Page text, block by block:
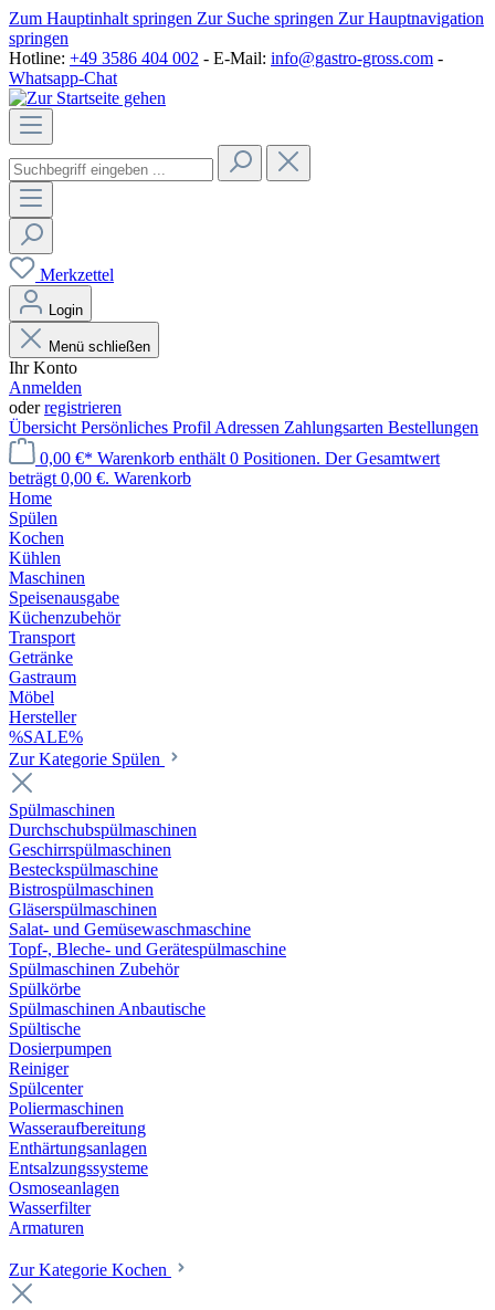
Zum Hauptinhalt springen Zur Suche springen Zur Hauptnavigation
springen
Hotline: +49 3586 404 002 - E-Mail: info@gastro-gross.com -
Whatsapp-Chat
Merkzettel
Login
Menü schließen
Ihr Konto
Anmelden
oderregistrieren
Übersicht Persönliches Profil Adressen Zahlungsarten Bestellungen
0,00 €* Warenkorb enthält 0 Positionen. Der Gesamtwert
beträgt 0,00 €. Warenkorb
Home
Spülen
Kochen
Kühlen
Maschinen
Speisenausgabe
Küchenzubehör
Transport
Getränke
Gastraum
Möbel
Hersteller
%SALE%
Zur Kategorie Spülen
Spülmaschinen
Durchschubspülmaschinen
Geschirrspülmaschinen
Besteckspülmaschine
Bistrospülmaschinen
Gläserspülmaschinen
Salat- und Gemüsewaschmaschine
Topf-, Bleche- und Gerätespülmaschine
Spülmaschinen Zubehör
Spülkörbe
Spülmaschinen Anbautische
Spültische
Dosierpumpen
Reiniger
Spülcenter
Poliermaschinen
Wasseraufbereitung
Enthärtungsanlagen
Entsalzungssysteme
Osmoseanlagen
Wasserfilter
Armaturen
Zur Kategorie Kochen